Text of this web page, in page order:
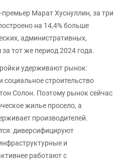
Марат Хуснуллин, за три
на 14,4% больше
административных,
тот же период 2024 года.
удерживают рынок:
строительство
Солон. Поэтому рынок сейчас
жилье просело, а
производителей.
диверсифицируют
и
работают с